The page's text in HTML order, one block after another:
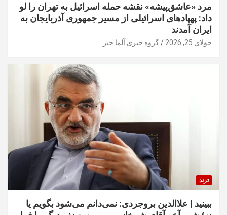
مرد «عاشق‌پیشه» نقشه حمله اسرائیل به تهران را لو
داد: پهپادهای اسرائیلی از مسیر جمهوری آذربایجان به
ایران آمدند
جولای 25, 2026 گروه خبری آلما خبر
ترند
ببینید | علاالدین بروجردی: نمی‌دانم می‌شود بگویم یا